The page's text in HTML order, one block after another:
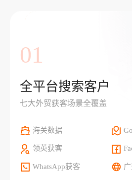
01
全平台搜索客户
七大外贸获客场景全覆盖
海关数据
领英获客
WhatsApp获客